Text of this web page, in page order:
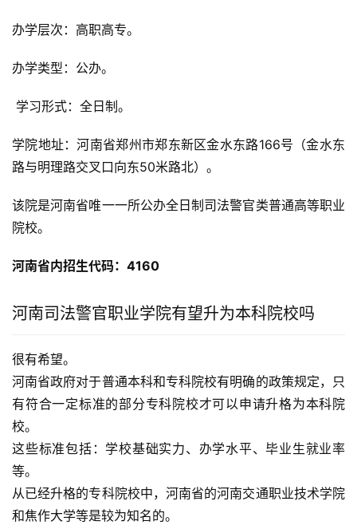
办学层次：高职高专。
办学类型：公办。
学习形式：全日制。
学院地址：河南省郑州市郑东新区金水东路166号（金水东
路与明理路交叉口向东50米路北）。
该院是河南省唯一一所公办全日制司法警官类普通高等职业
院校。
河南省内招生代码：4160
河南司法警官职业学院有望升为本科院校吗
很有希望。
河南省政府对于普通本科和专科院校有明确的政策规定，只
有符合一定标准的部分专科院校才可以申请升格为本科院
校。
这些标准包括：学校基础实力、办学水平、毕业生就业率
等。
从已经升格的专科院校中，河南省的河南交通职业技术学院
和焦作大学等是较为知名的。